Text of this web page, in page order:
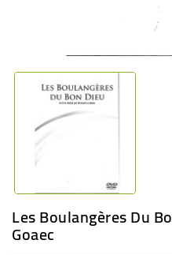
Les Boulangères Du
Goaec